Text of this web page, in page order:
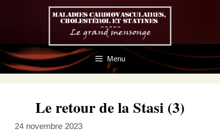
Menu
Le retour de la Stasi (3)
24 novembre 2023